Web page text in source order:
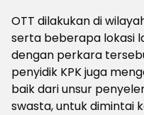
OTT dilakukan di
serta beberapa lokasi
dengan perkara
penyidik KPK juga
baik dari unsur
swasta, untuk dimintai